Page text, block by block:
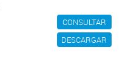
CONSULTAR
DESCARGAR